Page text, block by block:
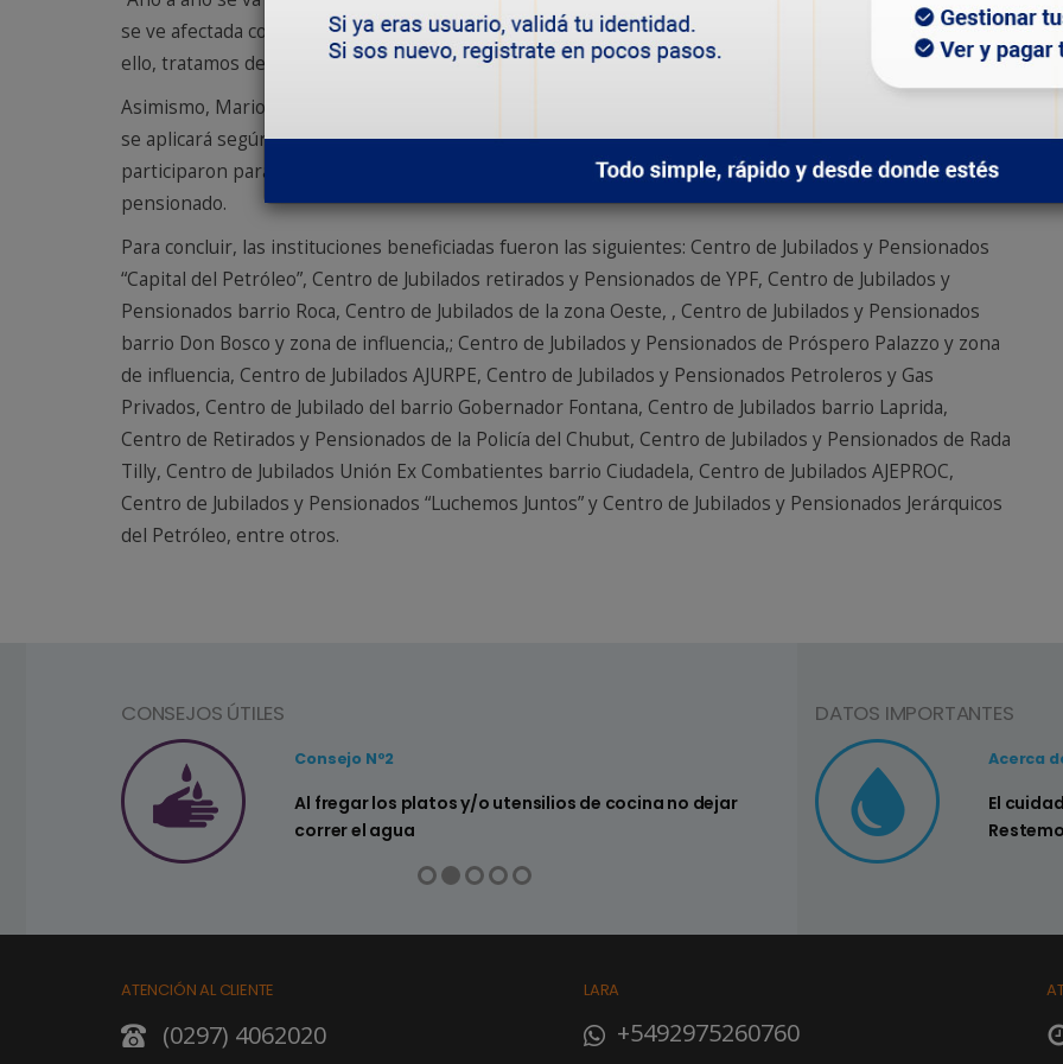
se ve afectada con la inflación que tenemos en el país, porque van perdiendo poder adquisitivo y, por
ello, tratamos de equilibrar su presupuesto aumentando los kilowatts”, expresó.
Asimismo, Mario Quinteros resaltó el apoyo de la institución con el nuevo esquema de descuentos que
se aplicará según el monto de los haberes. En ese punto, agradeció a cada uno de los actores que
participaron para llegar a este nuevo acuerdo en pos de contemplar la situación de cada jubilado y
pensionado.
Para concluir, las instituciones beneficiadas fueron las siguientes: Centro de Jubilados y Pensionados
“Capital del Petróleo”, Centro de Jubilados retirados y Pensionados de YPF, Centro de Jubilados y
Pensionados barrio Roca, Centro de Jubilados de la zona Oeste, , Centro de Jubilados y Pensionados
barrio Don Bosco y zona de influencia,; Centro de Jubilados y Pensionados de Próspero Palazzo y zona
de influencia, Centro de Jubilados AJURPE, Centro de Jubilados y Pensionados Petroleros y Gas
Privados, Centro de Jubilado del barrio Gobernador Fontana, Centro de Jubilados barrio Laprida,
Centro de Retirados y Pensionados de la Policía del Chubut, Centro de Jubilados y Pensionados de Rada
Tilly, Centro de Jubilados Unión Ex Combatientes barrio Ciudadela, Centro de Jubilados AJEPROC,
Centro de Jubilados y Pensionados “Luchemos Juntos” y Centro de Jubilados y Pensionados Jerárquicos
del Petróleo, entre otros.
CONSEJOS ÚTILES
Consejo Nº2
Al fregar los platos y/o utensilios de cocina no dejar
correr el agua
Consejo Nº3
Controlar
su hogar
DATOS IMPORTANTES
Acerca
El
ATENCIÓN AL CLIENTE
(0297) 4062020
LARA
+5492975260760